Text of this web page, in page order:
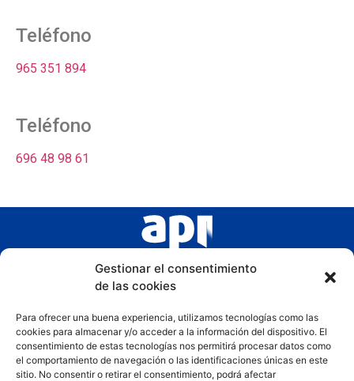
Gestionar el consentimiento
de las cookies
Para ofrecer una buena experiencia, utilizamos tecnologías como las
cookies para almacenar y/o acceder a la información del dispositivo. El
consentimiento de estas tecnologías nos permitirá procesar datos como
el comportamiento de navegación o las identificaciones únicas en este
sitio. No consentir o retirar el consentimiento, podrá afectar
Teléfono
965 351 894
Teléfono
696 48 98 61